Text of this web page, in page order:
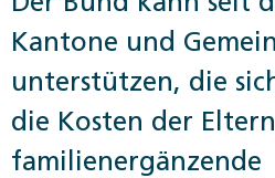
Kantone und
unterstützen, die
die Kosten der
familienergänzende